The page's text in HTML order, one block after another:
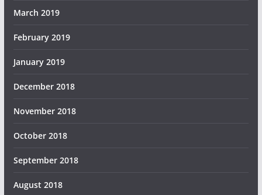
March 2019
February 2019
January 2019
December 2018
November 2018
October 2018
September 2018
August 2018